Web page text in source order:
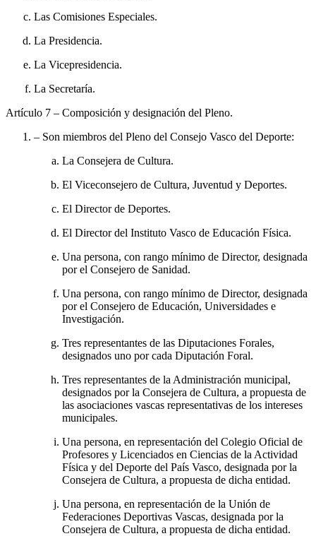
Las Comisiones Especiales.
La Presidencia.
La Vicepresidencia.
La Secretaría.
Artículo 7 – Composición y designación del Pleno.
– Son miembros del Pleno del Consejo Vasco del Deporte:
La Consejera de Cultura.
El Viceconsejero de Cultura, Juventud y Deportes.
El Director de Deportes.
El Director del Instituto Vasco de Educación Física.
Una persona, con rango mínimo de Director, designada
por el Consejero de Sanidad.
Una persona, con rango mínimo de Director, designada
por el Consejero de Educación, Universidades e
Investigación.
Tres representantes de las Diputaciones Forales,
designados uno por cada Diputación Foral.
Tres representantes de la Administración municipal,
designados por la Consejera de Cultura, a propuesta de
las asociaciones vascas representativas de los intereses
municipales.
Una persona, en representación del Colegio Oficial de
Profesores y Licenciados en Ciencias de la Actividad
Física y del Deporte del País Vasco, designada por la
Consejera de Cultura, a propuesta de dicha entidad.
Una persona, en representación de la Unión de
Federaciones Deportivas Vascas, designada por la
Consejera de Cultura, a propuesta de dicha entidad.